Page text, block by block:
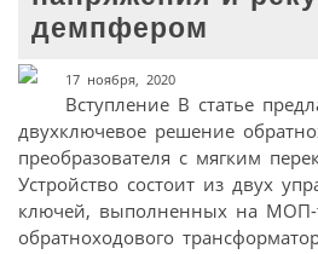
демпфером
17 ноября, 2020
Вступление В статье
двухключевое решение
преобразователя с мягким
Устройство состоит из двух
ключей, выполненных на МОП-
обратноходового